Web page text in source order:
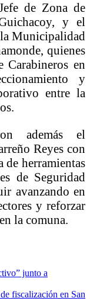
de Zona de
, y el
Municipalidad
, quienes
Carabineros en
y
entre la
además el
Reyescon
herramientas
de Seguridad
avanzando en
y reforzar
la comuna.
junto a
fiscalización en San